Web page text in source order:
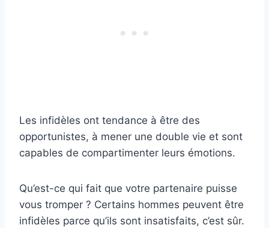
Les infidèles ont tendance à être des
opportunistes, à mener une double vie et sont
capables de compartimenter leurs émotions.
Qu’est-ce qui fait que votre partenaire puisse
vous tromper ? Certains hommes peuvent être
infidèles parce qu’ils sont insatisfaits, c’est sûr.